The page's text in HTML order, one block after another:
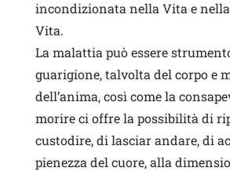
incondizionata nella Vita e
Vita.
La malattia può essere
guarigione, talvolta del corpo e
dell’anima, così come la
morire ci offre la possibilità di
custodire, di lasciar andare, di
pienezza del cuore, alla